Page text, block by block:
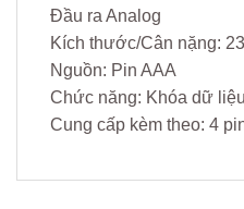
Đầu ra Analog
Kích thước/Cân nặng:
Nguồn: Pin AAA
Chức năng: Khóa dữ
Cung cấp kèm theo: 4